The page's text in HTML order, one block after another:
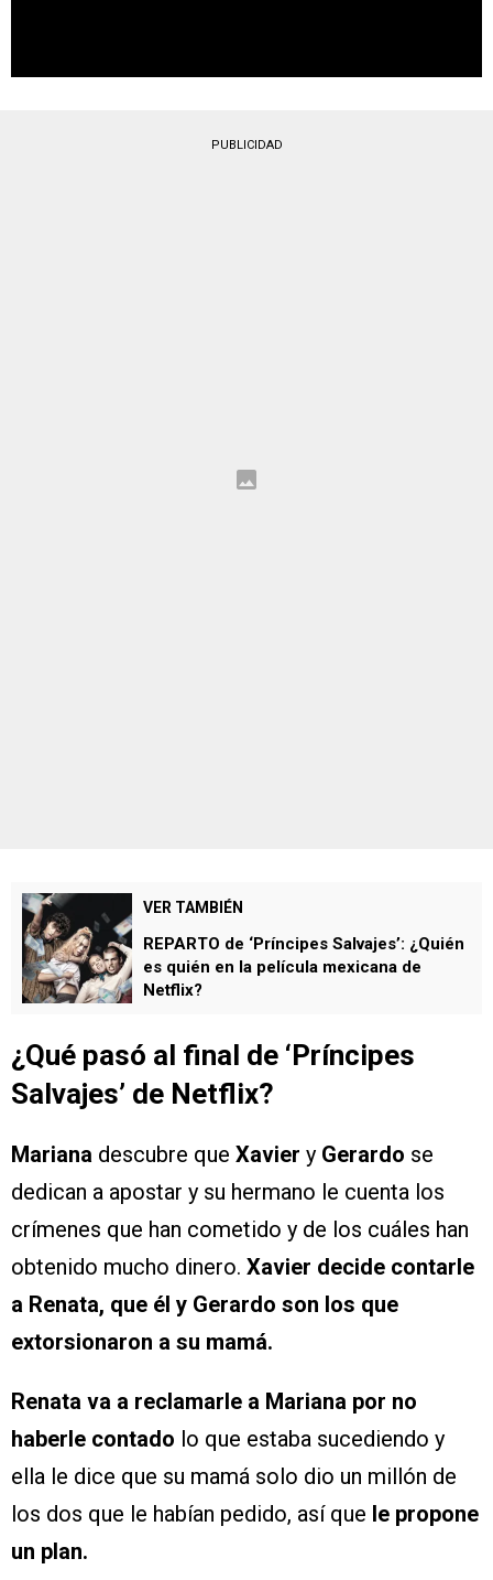
PUBLICIDAD
VER TAMBIÉN
REPARTO de ‘Príncipes Salvajes’: ¿Quién
es quién en la película mexicana de
Netflix?
¿Qué pasó al final de ‘Príncipes
Salvajes’ de Netflix?
Mariana descubre que Xavier y Gerardo se
dedican a apostar y su hermano le cuenta los
crímenes que han cometido y de los cuáles han
obtenido mucho dinero. Xavier decide contarle
a Renata, que él y Gerardo son los que
extorsionaron a su mamá.
Renata va a reclamarle a Mariana por no
haberle contado lo que estaba sucediendo y
ella le dice que su mamá solo dio un millón de
los dos que le habían pedido, así que le propone
un plan.